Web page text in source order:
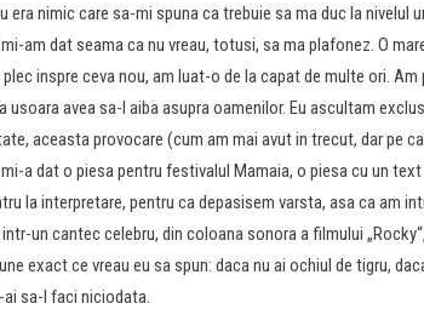
nimic care sa-mi spuna ca trebuie sa ma duc la nivelul
am dat seama ca nu vreau, totusi, sa ma plafonez. O
inspre ceva nou, am luat-o de la capat de multe ori. Am
avea sa-l aiba asupra oamenilor. Eu ascultam
aceasta provocare (cum am mai avut in trecut, dar pe
a dat o piesa pentru festivalul Mamaia, o piesa cu un
la interpretare, pentru ca depasisem varsta, asa ca am
un cantec celebru, din coloana sonora a filmului
exact ce vreau eu sa spun: daca nu ai ochiul de tigru,
sa-l faci niciodata.